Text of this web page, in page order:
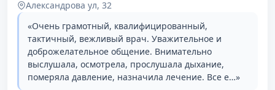
Александрова ул, 32
«Очень грамотный, квалифицированный,
тактичный, вежливый врач. Уважительное и
доброжелательное общение. Внимательно
выслушала, осмотрела, прослушала дыхание,
померяла давление, назначила лечение. Все е…»